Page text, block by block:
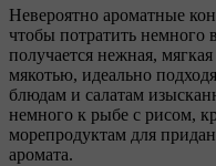
Невероятно ароматные
чтобы потратить немного
получается нежная,
мякотью, идеально
блюдам и салатам
немного к рыбе с рисом,
морепродуктам для
аромата.